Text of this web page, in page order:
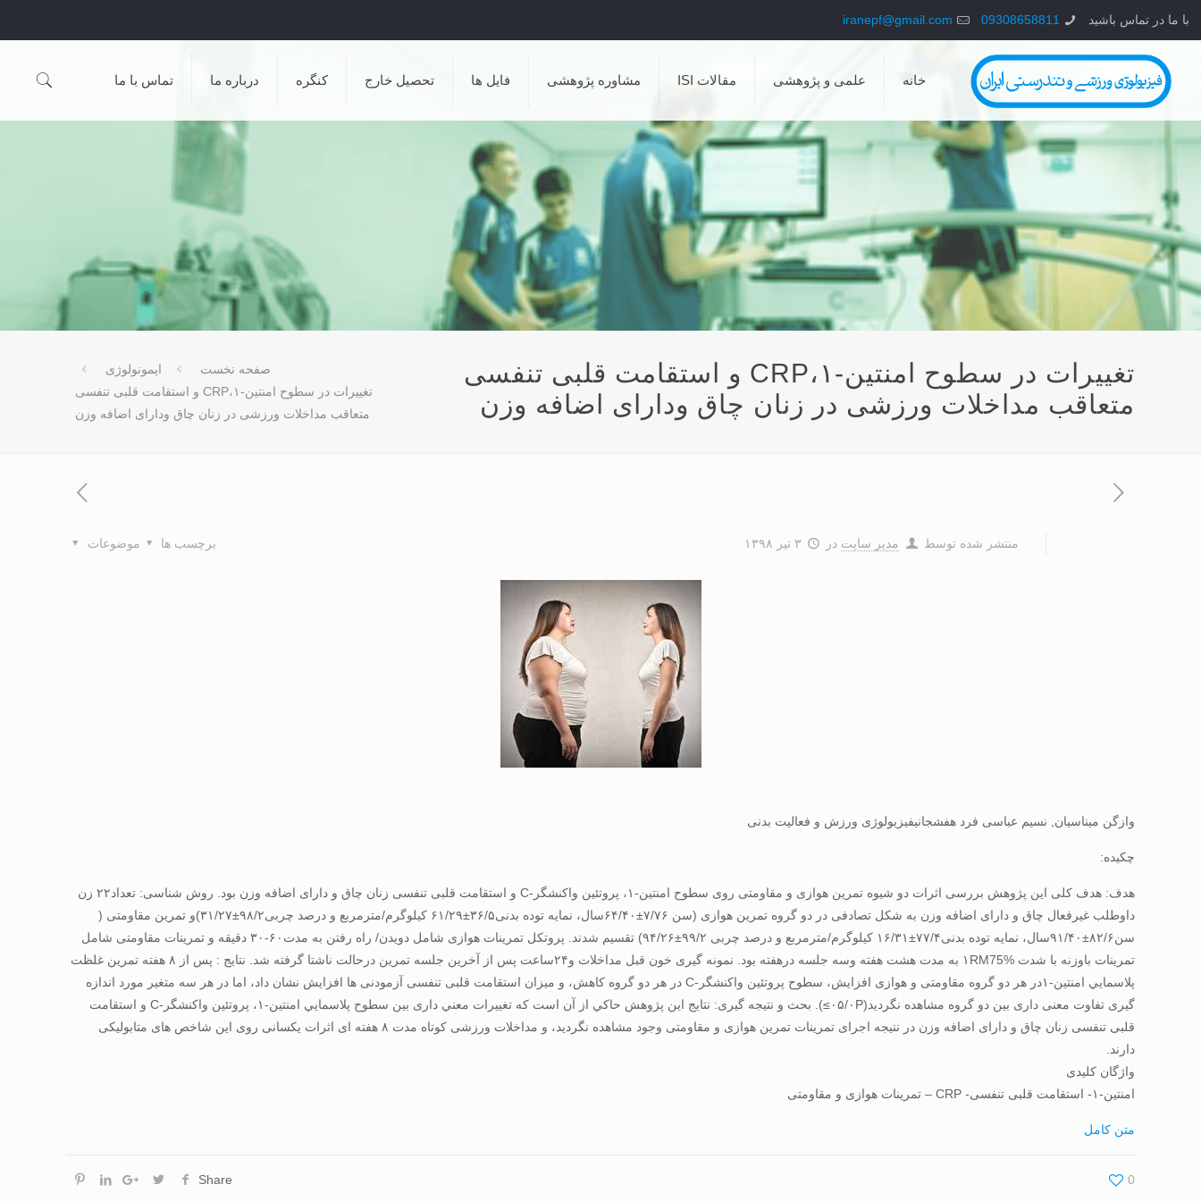
با ما در تماس باشید 09308658811
iranepf@gmail.com
خانه علمی و پژوهشی مقالات ISI مشاوره پژوهشی فایل ها تحصیل خارج کنگره درباره ما تماس با ما
تغییرات در سطوح امنتین-۱،CRP و استقامت قلبی تنفسی
متعاقب مداخلات ورزشی در زنان چاق ودارای اضافه وزن
صفحه نخست
ایمونولوژی
تغییرات در سطوح امنتین-۱،CRP و استقامت قلبی تنفسی
متعاقب مداخلات ورزشی در زنان چاق ودارای اضافه وزن
منتشر شده توسط مدیر سایت در ۳ تیر ۱۳۹۸ موضوعات برچسب ها
وازگن میناسیان, نسیم عباسی فرد هفشجانیفیزیولوژی ورزش و فعالیت بدنی
چکیده:
هدف: هدف کلی این پژوهش بررسی اثرات دو شیوه تمرین هوازی و مقاومتی روی سطوح امنتین-۱، پروتئين واکنشگر-C و استقامت قلبی تنفسی زنان چاق و دارای اضافه وزن بود. روش شناسی: تعداد۲۲ زن
داوطلب غیرفعال چاق و دارای اضافه وزن به شکل تصادفی در دو گروه تمرین هوازی (سن ۷/۷۶±۶۴/۴۰سال، نمایه توده بدنی۳۶/۵±۶۱/۲۹ کیلوگرم/مترمربع و درصد چربی۹۸/۲±۳۱/۲۷)و تمرین مقاومتی (
سن۸۲/۶±۹۱/۴۰سال، نمایه توده بدنی۷۷/۴±۱۶/۳۱ کیلوگرم/مترمربع و درصد چربی ۹۹/۲±۹۴/۲۶) تقسیم شدند. پروتکل تمرینات هوازی شامل دویدن/ راه رفتن به مدت۶۰-۳۰ دقیقه و تمرینات مقاومتی شامل
تمرینات باوزنه با شدت ۱RM75% به مدت هشت هفته وسه جلسه درهفته بود. نمونه گیری خون قبل مداخلات و۲۴ساعت پس از آخرین جلسه تمرین درحالت ناشتا گرفته شد. نتايج : پس از ۸ هفته تمرین غلظت
پلاسمايي امنتين-۱در هر دو گروه مقاومتی و هوازی افزایش، سطوح پروتئين واکنشگر-C در هر دو گروه کاهش، و میزان استقامت قلبی تنفسی آزمودنی ها افزایش نشان داد، اما در هر سه متغیر مورد اندازه
گیری تفاوت معنی داری بین دو گروه مشاهده نگردید(۰۵/۰P≥). بحث و نتیجه گیری: نتایج اين پژوهش حاكي از آن است که تغييرات معني داری بین سطوح پلاسمايي امنتين-۱، پروتئين واکنشگر-C و استقامت
قلبی تنفسی زنان چاق و دارای اضافه وزن در نتیجه اجرای تمرینات تمرين هوازی و مقاومتی وجود مشاهده نگردید، و مداخلات ورزشی کوتاه مدت ۸ هفته ای اثرات یکسانی روی این شاخص های متابولیکی
دارند.
واژگان کلیدی
امنتین-۱- استقامت قلبی تنفسی- CRP – تمرینات هوازی و مقاومتی
متن کامل
Share 0